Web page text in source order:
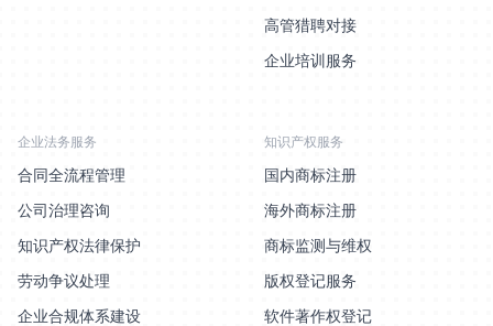
高管猎聘对接
企业培训服务
企业法务服务
合同全流程管理
公司治理咨询
知识产权法律保护
劳动争议处理
企业合规体系建设
知识产权服务
国内商标注册
海外商标注册
商标监测与维权
版权登记服务
软件著作权登记